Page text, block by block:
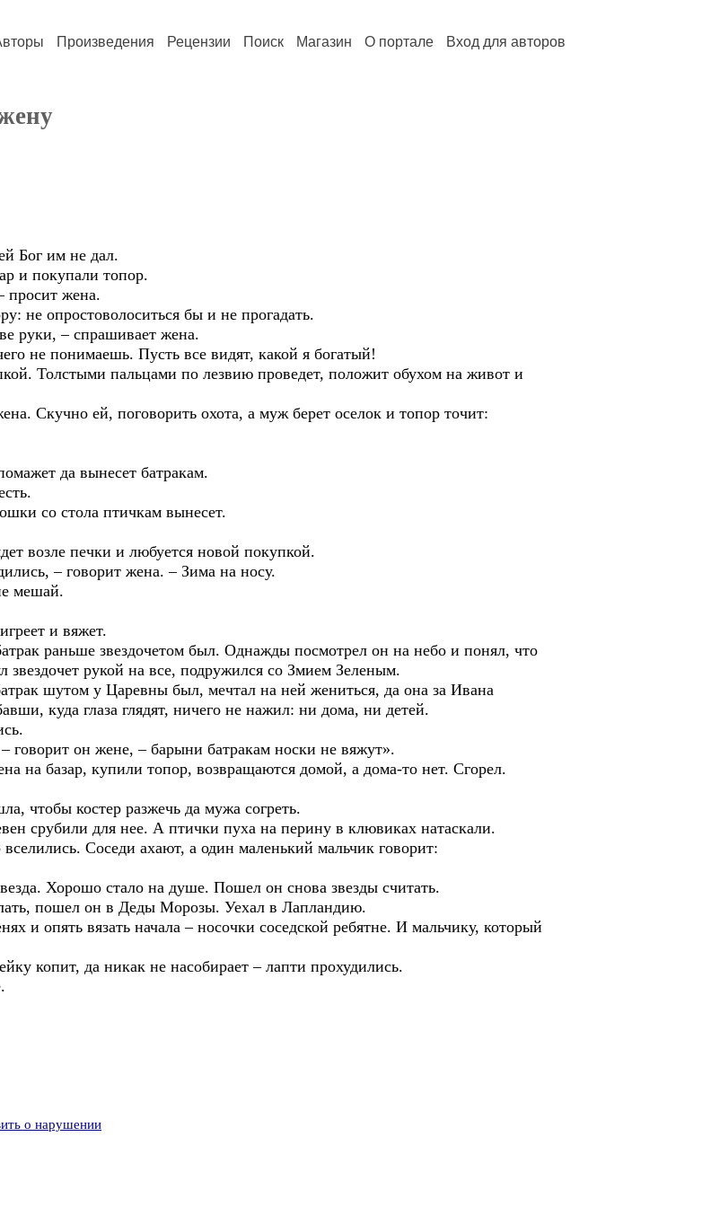
Произведения Рецензии Поиск Магазин О портале Вход для авторов
Бог им не дал.
и покупали топор.
просит жена.
не опростоволоситься бы и не прогадать.
руки, – спрашивает жена.
не понимаешь. Пусть все видят, какой я богатый!
Толстыми пальцами по лезвию проведет, положит обухом на живот и
Скучно ей, поговорить охота, а муж берет оселок и топор точит:
да вынесет батракам.
со стола птичкам вынесет.
возле печки и любуется новой покупкой.
– говорит жена. – Зима на носу.
мешай.
и вяжет.
раньше звездочетом был. Однажды посмотрел он на небо и понял, что
звездочет рукой на все, подружился со Змием Зеленым.
шутом у Царевны был, мечтал на ней жениться, да она за Ивана
куда глаза глядят, ничего не нажил: ни дома, ни детей.
он жене, – барыни батракам носки не вяжут».
на базар, купили топор, возвращаются домой, а дома-то нет. Сгорел.
чтобы костер разжечь да мужа согреть.
срубили для нее. А птички пуха на перину в клювиках натаскали.
Соседи ахают, а один маленький мальчик говорит:
Хорошо стало на душе. Пошел он снова звезды считать.
пошел он в Деды Морозы. Уехал в Лапландию.
и опять вязать начала – носочки соседской ребятне. И мальчику, который
копит, да никак не насобирает – лапти прохудились.
о нарушении